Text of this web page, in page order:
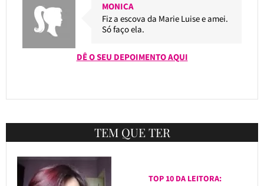
MONICA
Fiz a escova da Marie Luise e amei.
Só faço ela.
DÊ O SEU DEPOIMENTO AQUI
TEM QUE TER
TOP 10 DA LEITORA: